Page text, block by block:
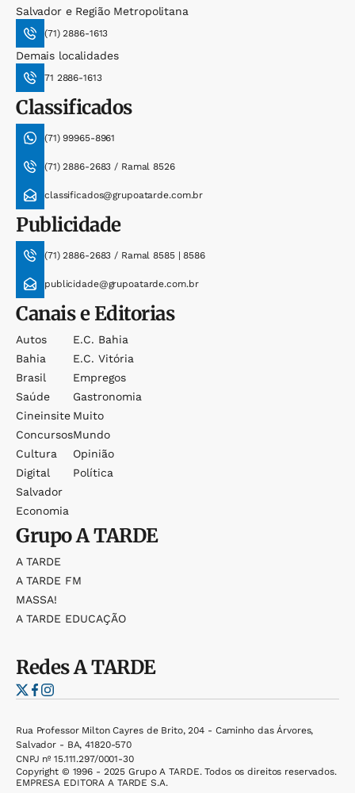
Salvador e Região Metropolitana
(71) 2886-1613
Demais localidades
71 2886-1613
Classificados
(71) 99965-8961
(71) 2886-2683 / Ramal 8526
classificados@grupoatarde.com.br
Publicidade
(71) 2886-2683 / Ramal 8585 | 8586
publicidade@grupoatarde.com.br
Canais e Editorias
Autos
Bahia
Brasil
Saúde
Cineinsite
Concursos
Cultura
Digital
Salvador
Economia
E.c. Bahia
E.c. Vitória
Empregos
Gastronomia
Muito
Mundo
Opinião
Política
GrupoA TARDE
A TARDE
A TARDE FM
MASSA!
A TARDE EDUCAÇÃO
RedesA TARDE
Rua Professor Milton Cayres de Brito, 204 - Caminho das Árvores,
Salvador - BA, 41820-570
CNPJ nº 15.111.297/0001-30
Copyright © 1996 - 2025 Grupo A TARDE. Todos os direitos reservados.
EMPRESA EDITORA A TARDE S.A.